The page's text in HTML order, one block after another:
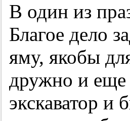
В один из
Благое дело
яму, якобы
дружно и еще
экскаватор и